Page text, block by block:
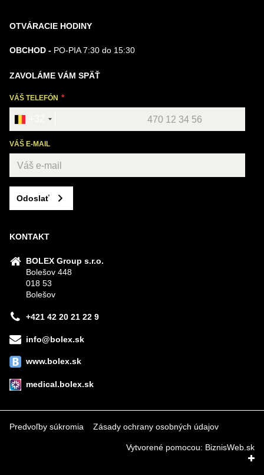
OTVÁRACIE HODINY
OBCHOD - PO-PIA 7:30 do 15:30
ZAVOLÁME VÁM SPÄŤ
VÁŠ TELEFÓN
VÁŠ E-MAIL
Odoslať
KONTAKT
BOLEX Group s.r.o.
Bolešov 448
018 53
Bolešov
+421 42 20 21 22 9
info@bolex.sk
www.bolex.sk
medical.bolex.sk
Predvoľby súkromia Zásady ochrany osobných údajov
Vytvorené pomocou: BiznisWeb.sk